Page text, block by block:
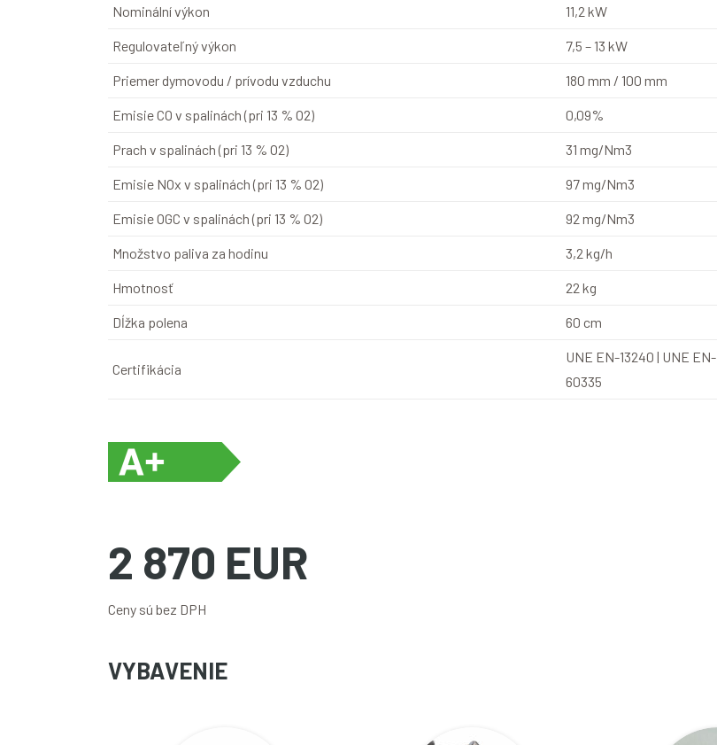
Nominální výkon 11,2 kW
Regulovateľný výkon 7,5 – 13 kW
Priemer dymovodu / prívodu vzduchu 180 mm / 100 mm
Emisie CO v spalinách (pri 13 % O2) 0,09%
Prach v spalinách (pri 13 % O2) 31 mg/Nm3
Emisie NOx v spalinách (pri 13 % O2) 97 mg/Nm3
Emisie OGC v spalinách (pri 13 % O2) 92 mg/Nm3
Množstvo paliva za hodinu 3,2 kg/h
Hmotnosť 22 kg
Dĺžka polena 60 cm
Certifikácia
UNE EN-13240 | UNE EN-
60335
2 870 EUR
Ceny sú bez DPH
VYBAVENIE